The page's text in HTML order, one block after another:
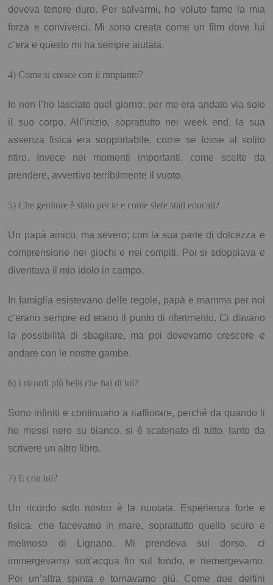
doveva tenere duro. Per salvarmi, ho voluto farne la mia
forza e conviverci. Mi sono creata come un film dove lui
c’era e questo mi ha sempre aiutata.
4) Come si cresce con il rimpianto?
Io non l’ho lasciato quel giorno; per me era andato via solo
il suo corpo. All’inizio, soprattutto nei week end, la sua
assenza fisica era sopportabile, come se fosse al solito
ritiro. Invece nei momenti importanti, come scelte da
prendere, avvertivo terribilmente il vuoto.
5) Che genitore è stato per te e come siete stati educati?
Un papà amico, ma severo; con la sua parte di dolcezza e
comprensione nei giochi e nei compiti. Poi si sdoppiava e
diventava il mio idolo in campo.
In famiglia esistevano delle regole, papà e mamma per noi
c’erano sempre ed erano il punto di riferimento. Ci davano
la possibilità di sbagliare, ma poi dovevamo crescere e
andare con le nostre gambe.
6) I ricordi più belli che hai di lui?
Sono infiniti e continuano a riaffiorare, perché da quando li
ho messi nero su bianco, si è scatenato di tutto, tanto da
scrivere un altro libro.
7) E con lui?
Un ricordo solo nostro è la nuotata. Esperienza forte e
fisica, che facevamo in mare, soprattutto quello scuro e
melmoso di Lignano. Mi prendeva sul dorso, ci
immergevamo sott’acqua fin sul fondo, e riemergevamo.
Poi un’altra spinta e tornavamo giù. Come due delfini